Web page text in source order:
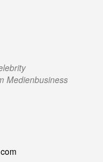
Medienbusiness